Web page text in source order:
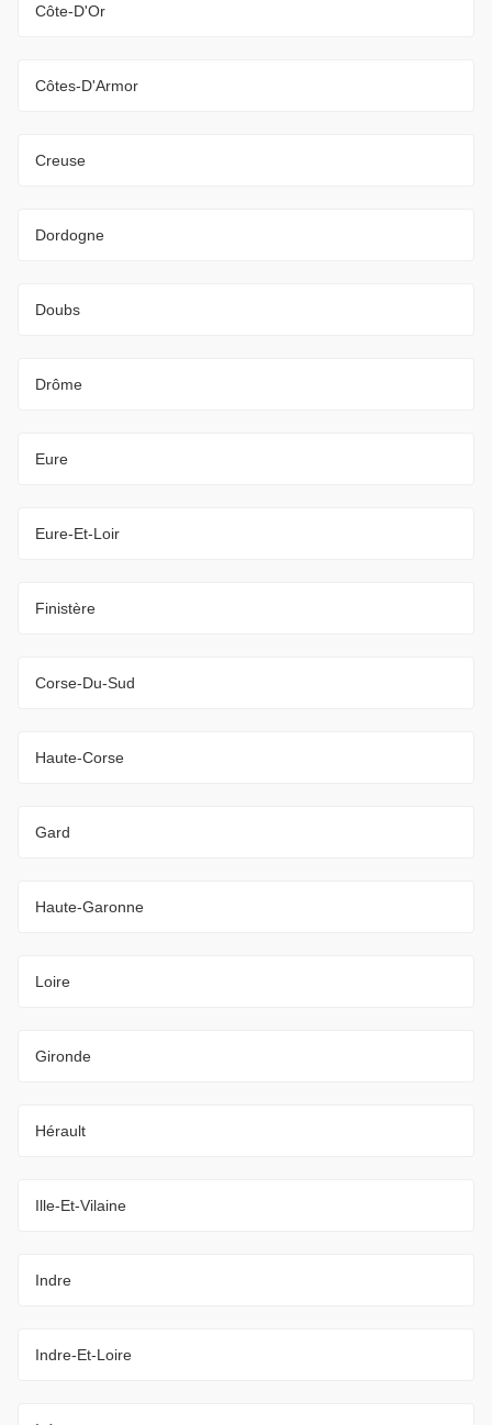
Côte-D'Or
Côtes-D'Armor
Creuse
Dordogne
Doubs
Drôme
Eure
Eure-Et-Loir
Finistère
Corse-Du-Sud
Haute-Corse
Gard
Haute-Garonne
Loire
Gironde
Hérault
Ille-Et-Vilaine
Indre
Indre-Et-Loire